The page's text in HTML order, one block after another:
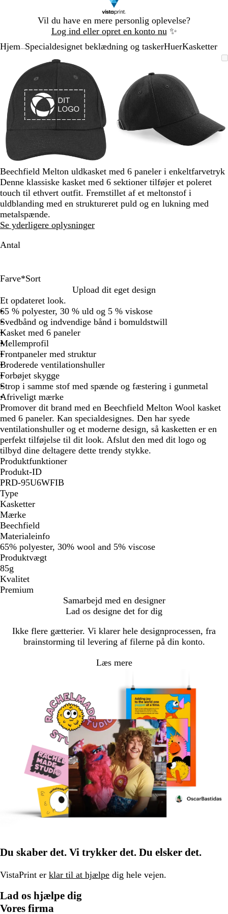
Vil du have en mere personlig oplevelse?
Log ind eller opret en konto nu ✨
1
Hjem Specialdesignet beklædning og taskerHuerKasketter
Zoombart
billede
Zoomet
minimum
Klik
udvide
Brug
tasterne
og
minus
til
at
zoome
piletasterne
at
panorere
minimum
at
udvide
plus
og
minus
til
at
og
at
panorere
Beechfield Melton uldkasket med 6 paneler i enkeltfarvetryk
Denne klassiske kasket med 6 sektioner tilføjer et poleret
touch til ethvert outfit. Fremstillet af et meltonstof i
uldblanding med en struktureret puld og en lukning med
metalspænde.
Se yderligere oplysninger
Antal
Farve*Sort
o
r
t
r
å
o
r
d
e
a
u
x
Upload dit eget design
Et opdateret look.
65 % polyester, 30 % uld og 5 % viskose
Svedbånd og indvendige bånd i bomuldstwill
Kasket med 6 paneler
Mellemprofil
Frontpaneler med struktur
Broderede ventilationshuller
Forbøjet skygge
Strop i samme stof med spænde og fæstering i gunmetal
Afriveligt mærke
Promover dit brand med en Beechfield Melton Wool kasket
med 6 paneler. Kan specialdesignes. Den har syede
ventilationshuller og et moderne design, så kasketten er en
perfekt tilføjelse til dit look. Afslut den med dit logo og
tilbyd dine deltagere dette trendy stykke.
Produktfunktioner
Produkt-ID
PRD-95U6WFIB
Type
Kasketter
Mærke
Beechfield
Materialeinfo
65% polyester, 30% wool and 5% viscose
Produktvægt
85g
Kvalitet
Premium
Samarbejd med en designer
Lad os designe det for dig
Ikke flere gætterier. Vi klarer hele designprocessen, fra
brainstorming til levering af filerne på din konto.
Læs mere
Du skaber det. Vi trykker det. Du elsker det.
VistaPrint er klar til at hjælpe dig hele vejen.
Lad os hjælpe dig
Vores firma